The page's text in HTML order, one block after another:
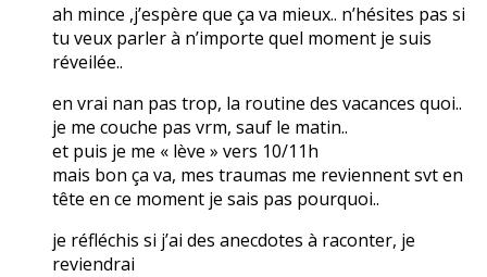
ah mince ,j’espère que ça va mieux.. n’hésites pas si
tu veux parler à n’importe quel moment je suis
réveilée..
en vrai nan pas trop, la routine des vacances quoi..
je me couche pas vrm, sauf le matin..
et puis je me « lève » vers 10/11h
mais bon ça va, mes traumas me reviennent svt en
tête en ce moment je sais pas pourquoi..
je réfléchis si j’ai des anecdotes à raconter, je
reviendrai